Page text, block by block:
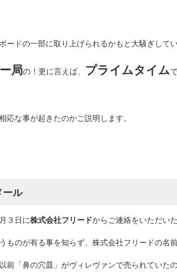
ードの一部に取り上げられるかもと大騒ぎして
局の！更に言えば、 プライムタイム
応な事が起きたのかご説明します。
ール
３日に株式会社フリードからご連絡をいただい
ものが有る事を知らず、株式会社フリードの名
前「鼻の穴皿」がヴィレヴァンで売られてい